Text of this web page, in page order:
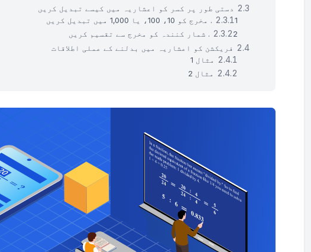
دستی طور پر کسر کو اعشاریہ میں کیسے تبدیل کریں
1. مخرج کو 10، 100، یا 1,000 میں تبدیل کریں
2. شمار کنندہ کو مخرج سے تقسیم کریں
فریکشن کو اعشاریہ میں بدلنے کے عملی اطلاقات
مثال 1
مثال 2